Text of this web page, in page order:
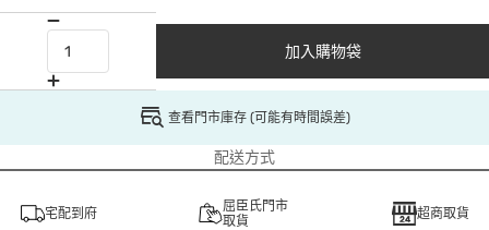
加入購物袋
查看門市庫存 (可能有時間誤差)
配送方式
宅配到府
屈臣氏門市
取貨
超商取貨